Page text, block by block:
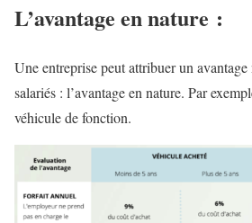
L’avantage en nature :
Une entreprise peut attribuer un
salariés : l’avantage en nature. Par
véhicule de fonction.